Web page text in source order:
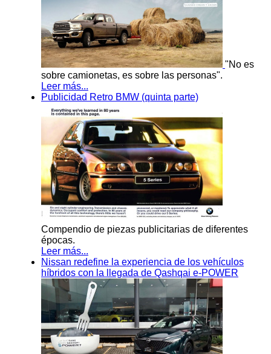
"No es
sobre camionetas, es sobre las personas".
Leer más...
Publicidad Retro BMW (quinta parte)
Compendio de piezas publicitarias de diferentes
épocas.
Leer más...
Nissan redefine la experiencia de los vehículos
híbridos con la llegada de Qashqai e-POWER